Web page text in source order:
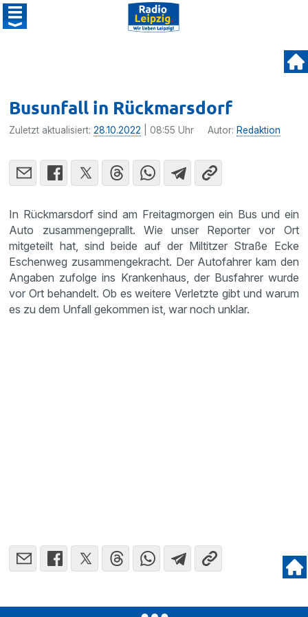
Busunfall in Rückmarsdorf
Zuletzt aktualisiert:28.10.2022 | 08:55 Uhr Autor: Redaktion
In Rückmarsdorf sind am Freitagmorgen ein Bus und ein
Auto zusammengeprallt. Wie unser Reporter vor Ort
mitgeteilt hat, sind beide auf der Miltitzer Straße Ecke
Eschenweg zusammengekracht. Der Autofahrer kam den
Angaben zufolge ins Krankenhaus, der Busfahrer wurde
vor Ort behandelt. Ob es weitere Verletzte gibt und warum
es zu dem Unfall gekommen ist, war noch unklar.